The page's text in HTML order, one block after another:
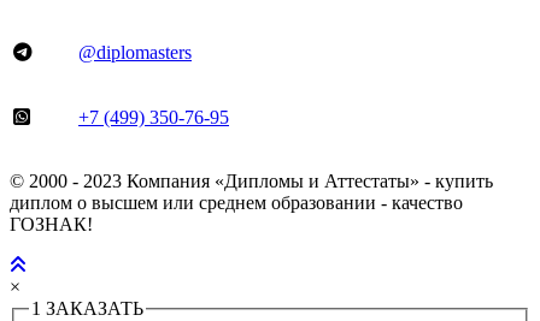
@diplomasters
+7 (499) 350-76-95
© 2000 - 2023 Компания «Дипломы и Аттестаты» - купить
диплом о высшем или среднем образовании - качество
ГОЗНАК!
×
1 ЗАКАЗАТЬ